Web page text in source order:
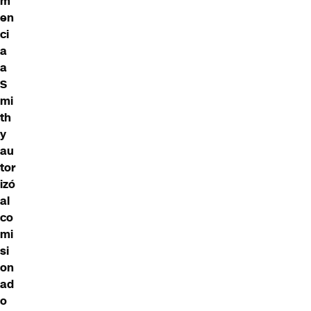
en
ci
a
a
S
mi
th
y
au
tor
izó
al
co
mi
si
on
ad
o